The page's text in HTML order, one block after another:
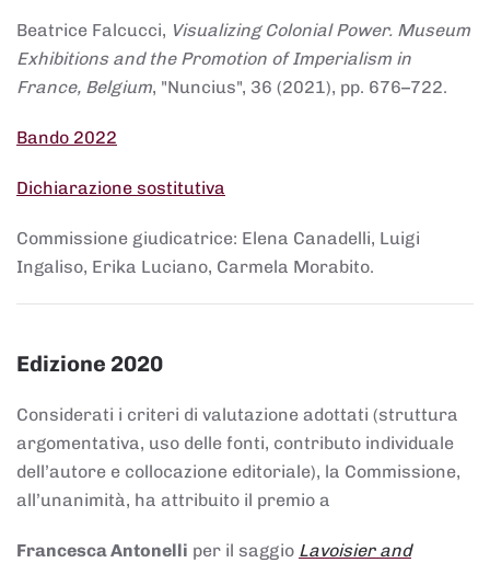
Beatrice Falcucci, Visualizing Colonial Power. Museum
Exhibitions and the Promotion of Imperialism in
France, Belgium, "Nuncius", 36 (2021), pp. 676–722.
Bando 2022
Dichiarazione sostitutiva
Commissione giudicatrice: Elena Canadelli, Luigi
Ingaliso, Erika Luciano, Carmela Morabito.
Edizione 2020
Considerati i criteri di valutazione adottati (struttura
argomentativa, uso delle fonti, contributo individuale
dell’autore e collocazione editoriale), la Commissione,
all’unanimità, ha attribuito il premio a
Francesca Antonelli per il saggio Lavoisier and